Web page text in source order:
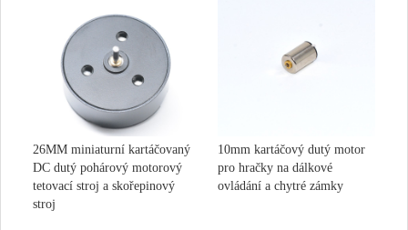
26MM miniaturní kartáčovaný
DC dutý pohárový motorový
tetovací stroj a skořepinový
stroj
10mm kartáčový dutý motor
pro hračky na dálkové
ovládání a chytré zámky